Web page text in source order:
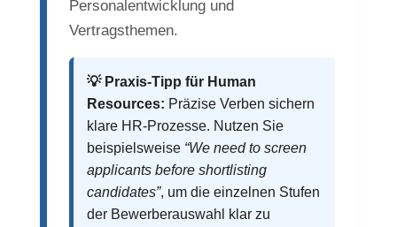
Personalentwicklung und
Vertragsthemen.
💡 Praxis-Tipp für Human
Resources: Präzise Verben sichern
klare HR-Prozesse. Nutzen Sie
beispielsweise “We need to screen
applicants before shortlisting
candidates”, um die einzelnen Stufen
der Bewerberauswahl klar zu